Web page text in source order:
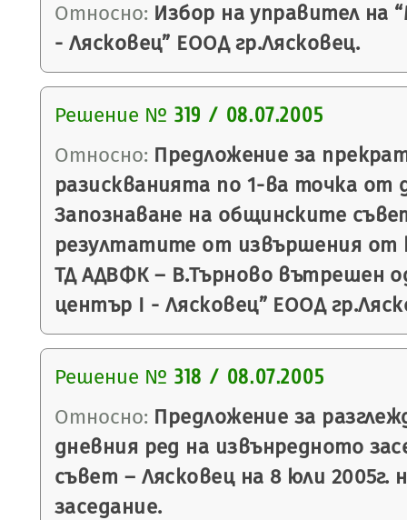
Относно: Избор на управител на
- Лясковец” ЕООД гр.Лясковец.
Решение № 319 / 08.07.2005
Относно: Предложение за
разискванията по 1-ва точка от
Запознаване на общинските
резултатите от извършения от
ТД АДВФК – В.Търново вътрешен
център І - Лясковец” ЕООД
Решение № 318 / 08.07.2005
Относно: Предложение за
дневния ред на извънредното
съвет – Лясковец на 8 юли 2005г.
заседание.